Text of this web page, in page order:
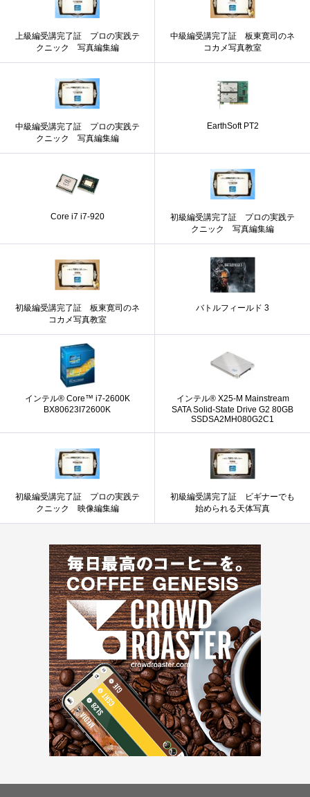
上級編受講完了証 プロの実践テ
クニック 写真編集編
中級編受講完了証 板東寛司のネ
コカメ写真教室
中級編受講完了証 プロの実践テ
クニック 写真編集編
EarthSoft PT2
Core i7 i7-920
初級編受講完了証 プロの実践テ
クニック 写真編集編
初級編受講完了証 板東寛司のネ
コカメ写真教室
バトルフィールド 3
インテル® Core™ i7-2600K
BX80623I72600K
インテル® X25-M Mainstream
SATA Solid-State Drive G2 80GB
SSDSA2MH080G2C1
初級編受講完了証 プロの実践テ
クニック 映像編集編
初級編受講完了証 ビギナーでも
始められる天体写真